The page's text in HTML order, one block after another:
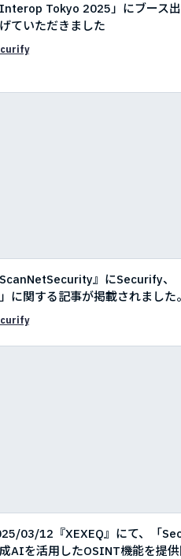
Interop Tokyo 2025」にブース
ていただきました
ScanNetSecurity』にSecurify、
に関する記事が掲載されました。
03/12『XEXEQ』にて、「
AIを活用したOSINT機能を提